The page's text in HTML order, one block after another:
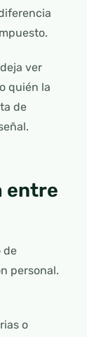
ver
quién la
de
entre
de
personal.
o